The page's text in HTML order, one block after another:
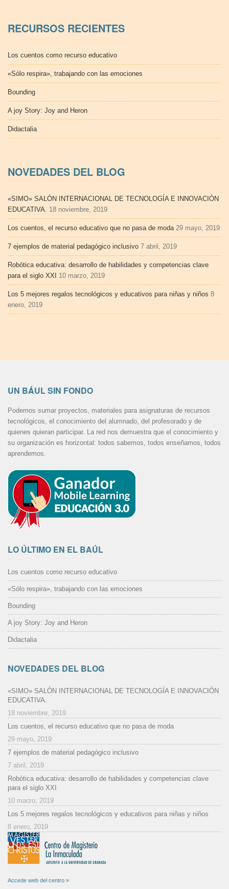
RECURSOS RECIENTES
Los cuentos como recurso educativo
«Sólo respira», trabajando con las emociones
Bounding
A joy Story: Joy and Heron
Didactalia
NOVEDADES DEL BLOG
«SIMO» SALÓN INTERNACIONAL DE TECNOLOGÍA E INNOVACIÓN
EDUCATIVA. 18 noviembre, 2019
Los cuentos, el recurso educativo que no pasa de moda 29 mayo, 2019
7 ejemplos de material pedagógico inclusivo 7 abril, 2019
Robótica educativa: desarrollo de habilidades y competencias clave
para el siglo XXI 10 marzo, 2019
Los 5 mejores regalos tecnológicos y educativos para niñas y niños 8
enero, 2019
UN BÁUL SIN FONDO
Podemos sumar proyectos, materiales para asignaturas de recursos
tecnológicos, el conocimiento del alumnado, del profesorado y de
quienes quieran participar. La red nos demuestra que el conocimiento y
su organización es horizontal: todos sabemos, todos enseñamos, todos
aprendemos.
LO ÚLTIMO EN EL BAÚL
Los cuentos como recurso educativo
«Sólo respira», trabajando con las emociones
Bounding
A joy Story: Joy and Heron
Didactalia
NOVEDADES DEL BLOG
«SIMO» SALÓN INTERNACIONAL DE TECNOLOGÍA E INNOVACIÓN
EDUCATIVA.
18 noviembre, 2019
Los cuentos, el recurso educativo que no pasa de moda
29 mayo, 2019
7 ejemplos de material pedagógico inclusivo
7 abril, 2019
Robótica educativa: desarrollo de habilidades y competencias clave
para el siglo XXI
10 marzo, 2019
Los 5 mejores regalos tecnológicos y educativos para niñas y niños
8 enero, 2019
Accede web del centro »